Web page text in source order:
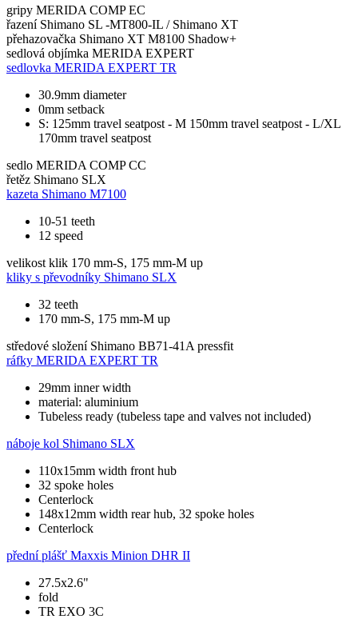
gripy MERIDA COMP EC
řazení Shimano SL -MT800-IL / Shimano XT
přehazovačka Shimano XT M8100 Shadow+
sedlová objímka MERIDA EXPERT
sedlovka MERIDA EXPERT TR
30.9mm diameter
0mm setback
S: 125mm travel seatpost - M 150mm travel seatpost - L/XL
170mm travel seatpost
sedlo MERIDA COMP CC
řetěz Shimano SLX
kazeta Shimano M7100
10-51 teeth
12 speed
velikost klik 170 mm-S, 175 mm-M up
kliky s převodníky Shimano SLX
32 teeth
170 mm-S, 175 mm-M up
středové složení Shimano BB71-41A pressfit
ráfky MERIDA EXPERT TR
29mm inner width
material: aluminium
Tubeless ready (tubeless tape and valves not included)
náboje kol Shimano SLX
110x15mm width front hub
32 spoke holes
Centerlock
148x12mm width rear hub, 32 spoke holes
Centerlock
přední plášť Maxxis Minion DHR II
27.5x2.6"
fold
TR EXO 3C